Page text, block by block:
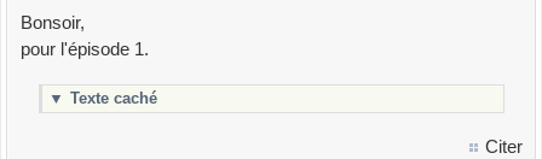
Bonsoir,
pour l'épisode 1.
▼ Texte caché
Citer